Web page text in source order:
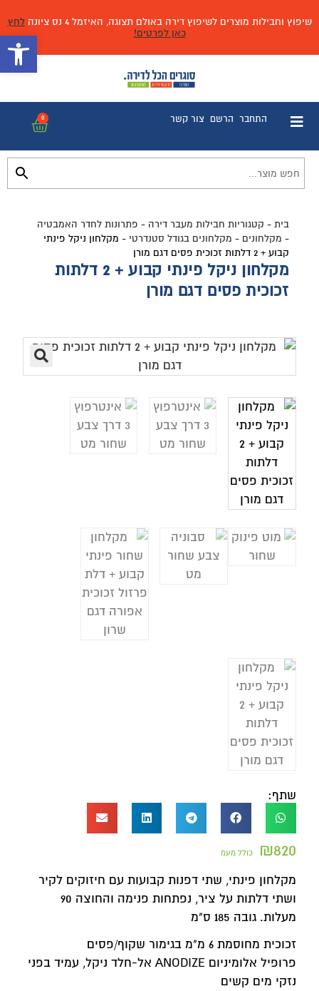
שיפוץ וחבילות מוצרים לשיפוץ דירה באולם תצוגה, האיזמל 4 נס ציונה
לחץ
כאן לפרטים!
התחבר הרשם צור קשר 0
בית - קטגוריות חבילות מעבר דירה - פתרונות לחדר האמבטיה
- מקלחונים - מקלחונים בגודל סטנדרטי - מקלחון ניקל פינתי
קבוע + 2 דלתות זכוכית פסים דגם מורן
מקלחון ניקל פינתי קבוע + 2 דלתות
זכוכית פסים דגם מורן
שתף:
₪820 כולל מעמ
מקלחון פינתי, שתי דפנות קבועות עם חיזוקים לקיר
ושתי דלתות על ציר, נפתחות פנימה והחוצה 90
מעלות. גובה 185 ס"מ
זכוכית מחוסמת 6 מ"מ בגימור שקוף/פסים
פרופיל אלומיניום ANODIZE אל-חלד ניקל, עמיד בפני
נזקי מים קשים